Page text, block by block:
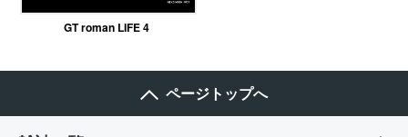
GT roman LIFE 4
ページトップへ